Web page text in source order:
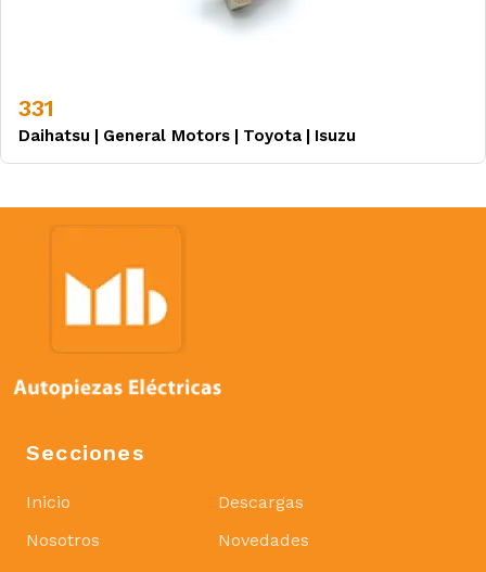
331
Daihatsu | General Motors | Toyota | Isuzu
Secciones
Inicio
Nosotros
Descargas
Novedades